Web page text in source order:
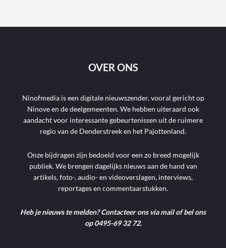
OVER ONS
Ninofmedia is een digitale nieuwszender, vooral gericht op
Ninove en de deelgemeenten. We hebben uiteraard ook
aandacht voor interessante gebeurtenissen uit de ruimere
regio van de Denderstreek en het Pajottenland.
Onze bijdragen zijn bedoeld voor een zo breed mogelijk
publiek. We brengen dagelijks nieuws aan de hand van
artikels, foto-, audio- en videoverslagen, interviews,
reportages en commentaarstukken.
Heb je nieuws te melden? Contacteer ons via mail of bel ons
op 0495-69 32 72.